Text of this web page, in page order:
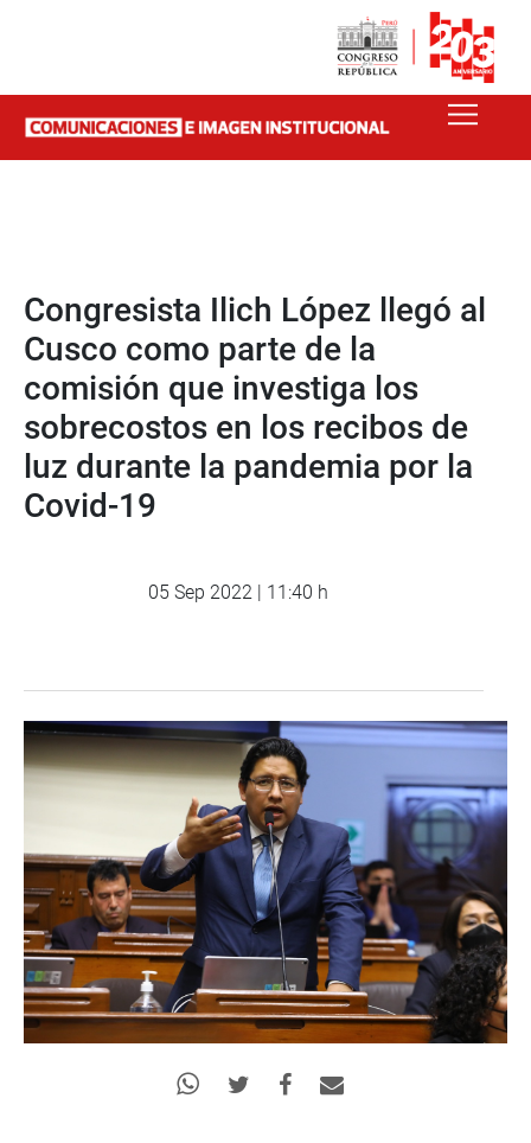
Congresista Ilich López llegó al
Cusco como parte de la
comisión que investiga los
sobrecostos en los recibos de
luz durante la pandemia por la
Covid-19
05 Sep 2022 | 11:40 h